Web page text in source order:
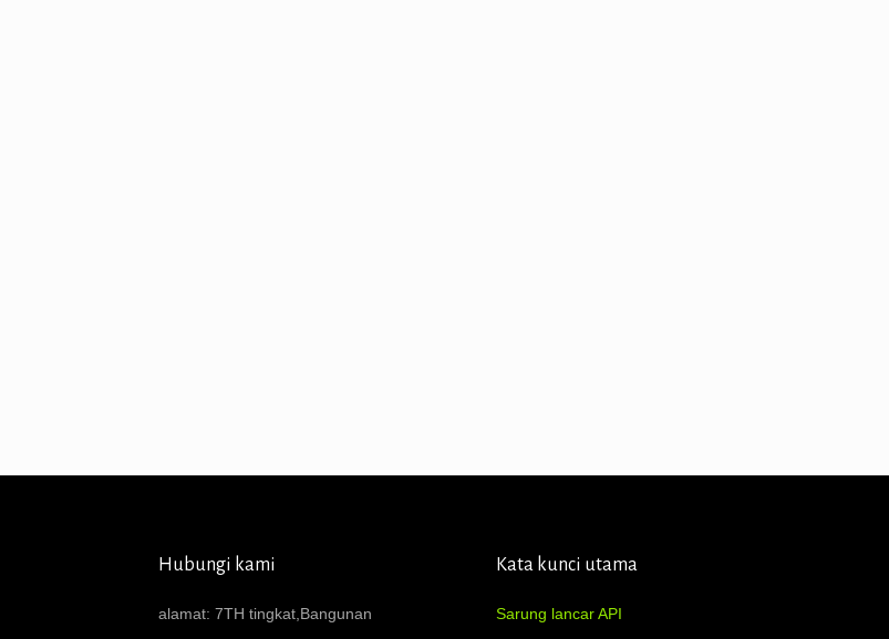
Hubungi kami
alamat: 7TH tingkat,Bangunan
Kata kunci utama
Sarung lancar API